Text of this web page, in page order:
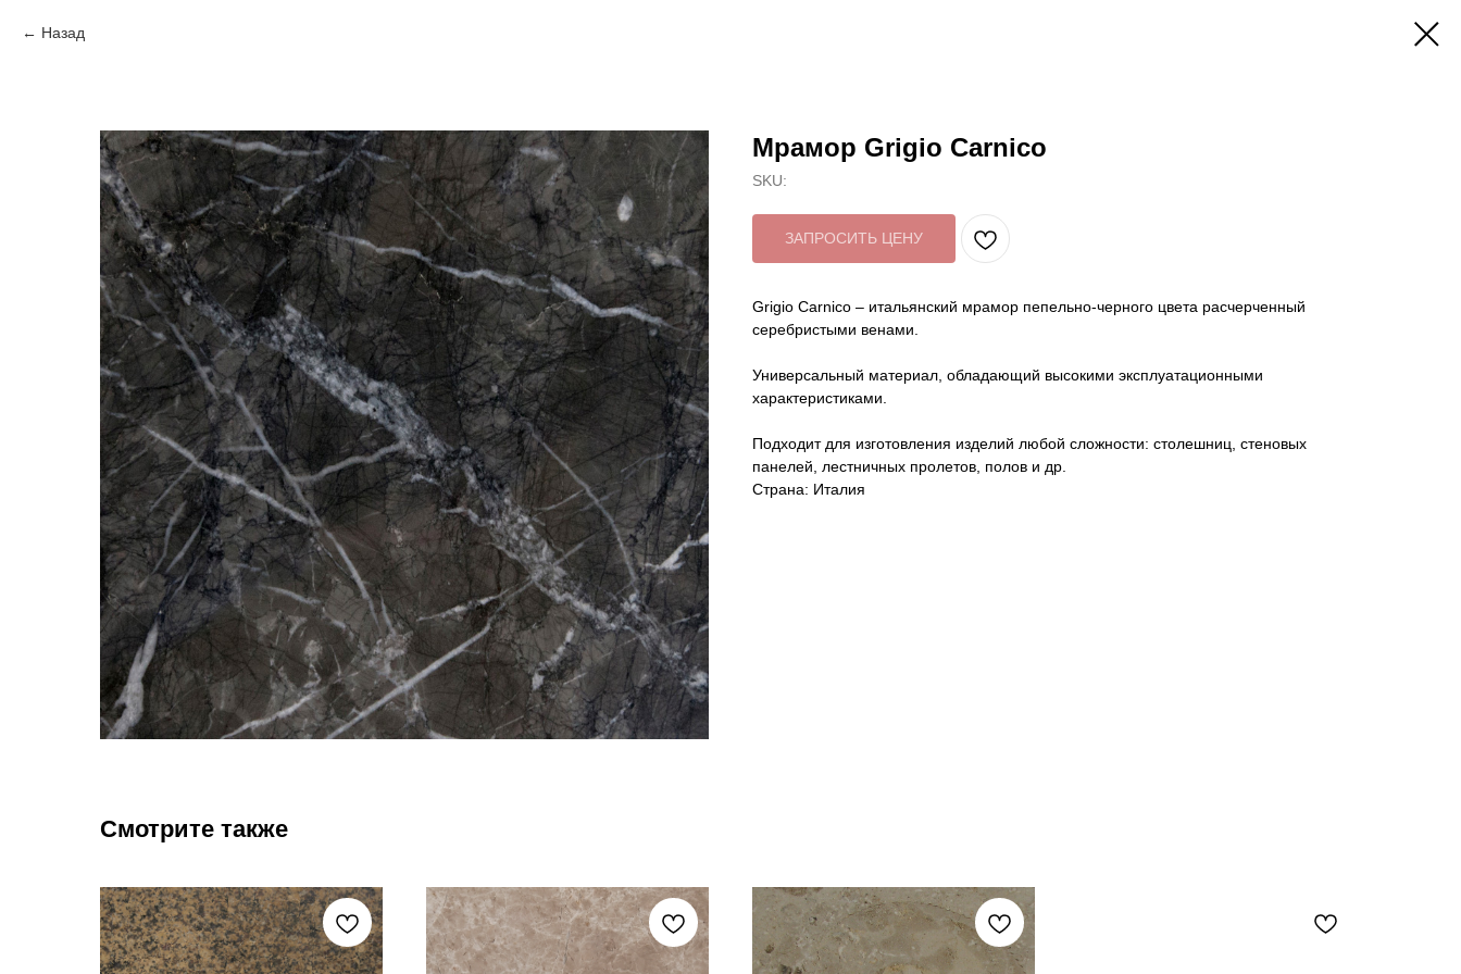
Назад
Мрамор Grigio Carnico
SKU:
ЗАПРОСИТЬ ЦЕНУ
Grigio Carnico – итальянский мрамор пепельно-черного цвета расчерченный
серебристыми венами.
Универсальный материал, обладающий высокими эксплуатационными
характеристиками.
Подходит для изготовления изделий любой сложности: столешниц, стеновых
панелей, лестничных пролетов, полов и др.
Страна: Италия
Смотрите также